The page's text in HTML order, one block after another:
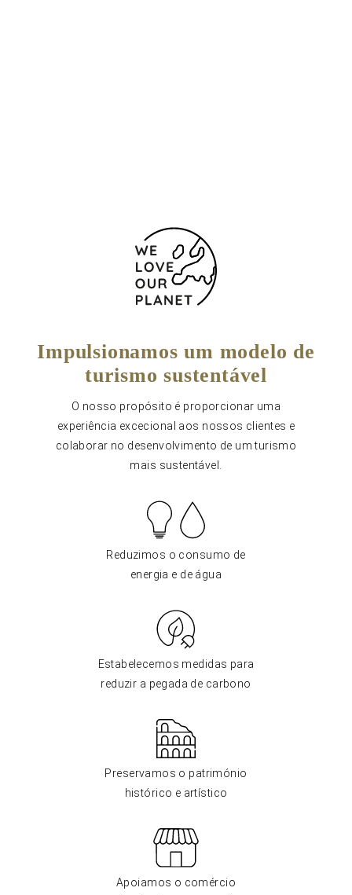
Impulsionamos um modelo de
turismo sustentável
O nosso propósito é proporcionar uma
experiência excecional aos nossos clientes e
colaborar no desenvolvimento de um turismo
mais sustentável.
Reduzimos o consumo de
energia e de água
Estabelecemos medidas para
reduzir a pegada de carbono
Preservamos o património
histórico e artístico
Apoiamos o comércio